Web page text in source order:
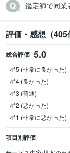
鑑定師で同業
評価・感想（405
総合評価 5.0
星5 (非常に良かった)
星4 (良かった)
星3 (普通)
星2 (悪かった)
星1 (非常に悪かった)
項目別評価